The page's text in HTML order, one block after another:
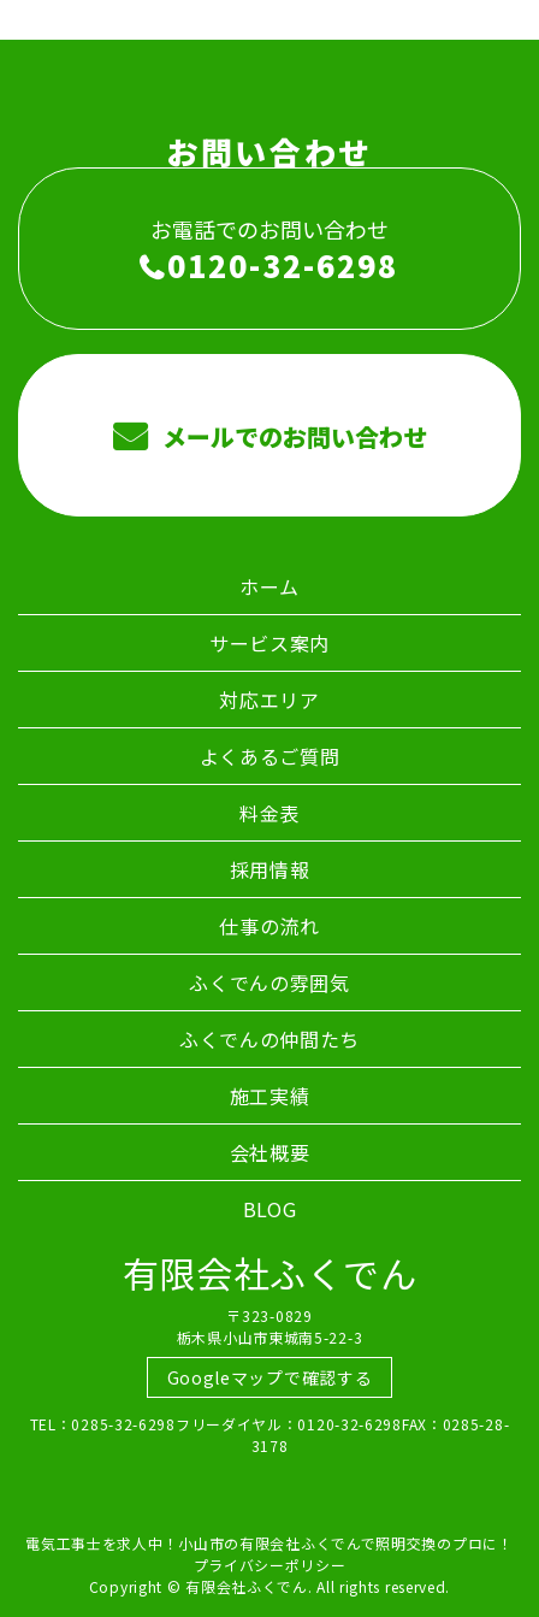
お問い合わせ
お電話でのお問い合わせ
0120-32-6298
メールでのお問い合わせ
ホーム
サービス案内
対応エリア
よくあるご質問
料金表
採用情報
仕事の流れ
ふくでんの雰囲気
ふくでんの仲間たち
施工実績
会社概要
BLOG
有限会社ふくでん
〒323-0829
栃木県小山市東城南5-22-3
Googleマップで確認する
TEL：0285-32-6298フリーダイヤル：0120-32-6298FAX：0285-28-
3178
電気工事士を求人中！小山市の有限会社ふくでんで照明交換のプロに！
プライバシーポリシー
Copyright © 有限会社ふくでん. All rights reserved.